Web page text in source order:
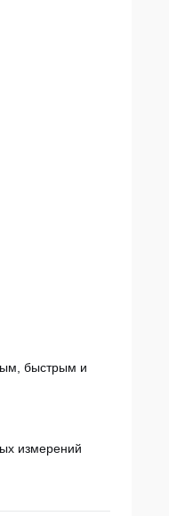
быстрым и
измерений